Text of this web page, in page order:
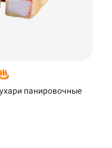
панировочные